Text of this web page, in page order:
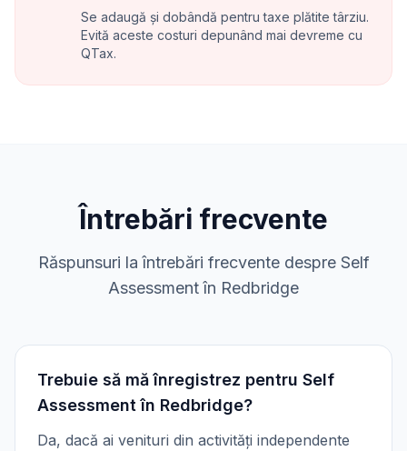
Se adaugă și dobândă pentru taxe plătite târziu.
Evită aceste costuri depunând mai devreme cu
QTax.
Întrebări frecvente
Răspunsuri la întrebări frecvente despre Self
Assessment în Redbridge
Trebuie să mă înregistrez pentru Self
Assessment în Redbridge?
Da, dacă ai venituri din activități independente